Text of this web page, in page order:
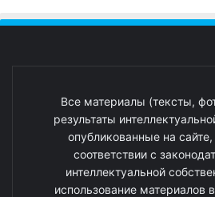
Все материалы (тексты,
результаты
опубликованные на
соответствии с
интеллектуальной
использование материалов